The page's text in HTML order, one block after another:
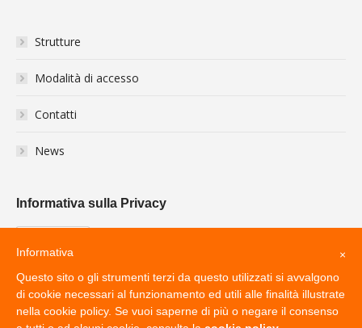
Strutture
Modalità di accesso
Contatti
News
Informativa sulla Privacy
×
Informativa
Questo sito o gli strumenti terzi da questo utilizzati si avvalgono
di cookie necessari al funzionamento ed utili alle finalità illustrate
nella cookie policy. Se vuoi saperne di più o negare il consenso